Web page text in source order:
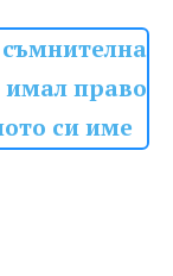
имал право
си име